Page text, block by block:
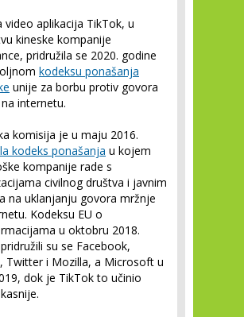
video aplikacija TikTok, u
kineske kompanije
pridružila se 2020. godine
kodeksu ponašanja
unije za borbu protiv govora
internetu.
komisija je u maju 2016.
kodeks ponašanja u kojem
kompanije rade s
civilnog društva i javnim
na uklanjanju govora mržnje
Kodeksu EU o
u oktobru 2018.
su se Facebook,
Twitter i Mozilla, a Microsoft u
dok je TikTok to učinio